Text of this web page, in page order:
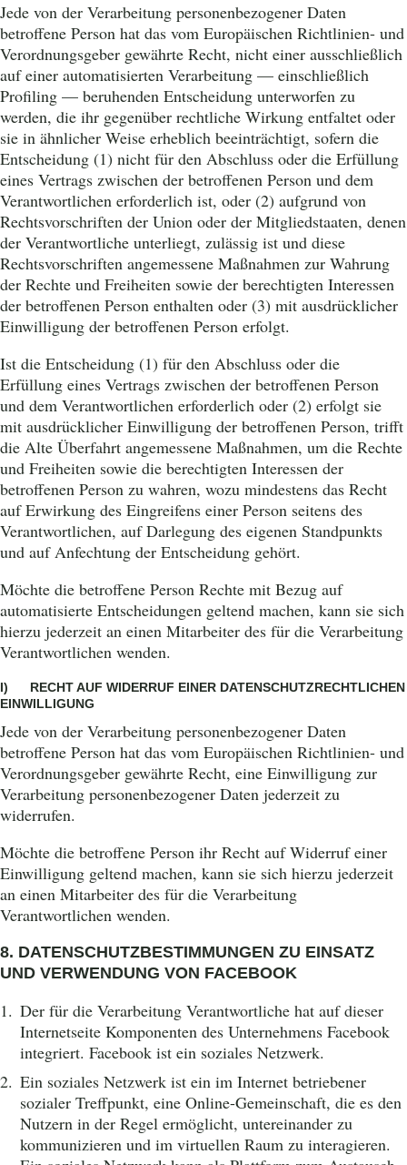
Jede von der Verarbeitung personenbezogener Daten
betroffene Person hat das vom Europäischen Richtlinien- und
Verordnungsgeber gewährte Recht, nicht einer ausschließlich
auf einer automatisierten Verarbeitung — einschließlich
Profiling — beruhenden Entscheidung unterworfen zu
werden, die ihr gegenüber rechtliche Wirkung entfaltet oder
sie in ähnlicher Weise erheblich beeinträchtigt, sofern die
Entscheidung (1) nicht für den Abschluss oder die Erfüllung
eines Vertrags zwischen der betroffenen Person und dem
Verantwortlichen erforderlich ist, oder (2) aufgrund von
Rechtsvorschriften der Union oder der Mitgliedstaaten, denen
der Verantwortliche unterliegt, zulässig ist und diese
Rechtsvorschriften angemessene Maßnahmen zur Wahrung
der Rechte und Freiheiten sowie der berechtigten Interessen
der betroffenen Person enthalten oder (3) mit ausdrücklicher
Einwilligung der betroffenen Person erfolgt.
Ist die Entscheidung (1) für den Abschluss oder die
Erfüllung eines Vertrags zwischen der betroffenen Person
und dem Verantwortlichen erforderlich oder (2) erfolgt sie
mit ausdrücklicher Einwilligung der betroffenen Person, trifft
die Alte Überfahrt angemessene Maßnahmen, um die Rechte
und Freiheiten sowie die berechtigten Interessen der
betroffenen Person zu wahren, wozu mindestens das Recht
auf Erwirkung des Eingreifens einer Person seitens des
Verantwortlichen, auf Darlegung des eigenen Standpunkts
und auf Anfechtung der Entscheidung gehört.
Möchte die betroffene Person Rechte mit Bezug auf
automatisierte Entscheidungen geltend machen, kann sie sich
hierzu jederzeit an einen Mitarbeiter des für die Verarbeitung
Verantwortlichen wenden.
I) RECHT AUF WIDERRUF EINER DATENSCHUTZRECHTLICHEN
EINWILLIGUNG
Jede von der Verarbeitung personenbezogener Daten
betroffene Person hat das vom Europäischen Richtlinien- und
Verordnungsgeber gewährte Recht, eine Einwilligung zur
Verarbeitung personenbezogener Daten jederzeit zu
widerrufen.
Möchte die betroffene Person ihr Recht auf Widerruf einer
Einwilligung geltend machen, kann sie sich hierzu jederzeit
an einen Mitarbeiter des für die Verarbeitung
Verantwortlichen wenden.
8. DATENSCHUTZBESTIMMUNGEN ZU EINSATZ
UND VERWENDUNG VON FACEBOOK
Der für die Verarbeitung Verantwortliche hat auf dieser
Internetseite Komponenten des Unternehmens Facebook
integriert. Facebook ist ein soziales Netzwerk.
Ein soziales Netzwerk ist ein im Internet betriebener
sozialer Treffpunkt, eine Online-Gemeinschaft, die es den
Nutzern in der Regel ermöglicht, untereinander zu
kommunizieren und im virtuellen Raum zu interagieren.